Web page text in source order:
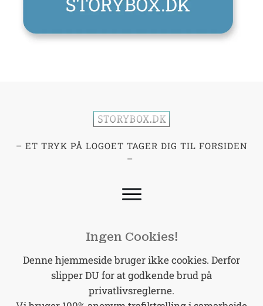
– ET TRYK PÅ LOGOET TAGER DIG TIL FORSIDEN
–
Ingen Cookies!
Denne hjemmeside bruger ikke cookies. Derfor
slipper DU for at godkende brud på
privatlivsreglerne.